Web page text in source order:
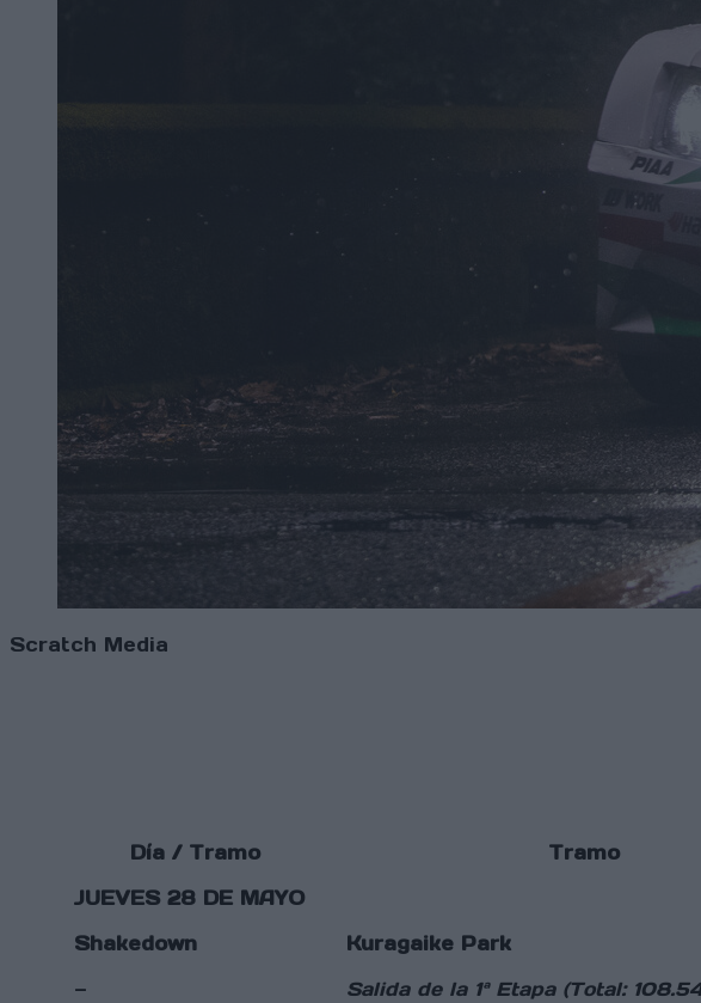
Scratch Media
Día / Tramo Tramo
JUEVES 28 DE MAYO
Shakedown
Kuragaike Park
—
Salida de la 1ª Etapa (Total: